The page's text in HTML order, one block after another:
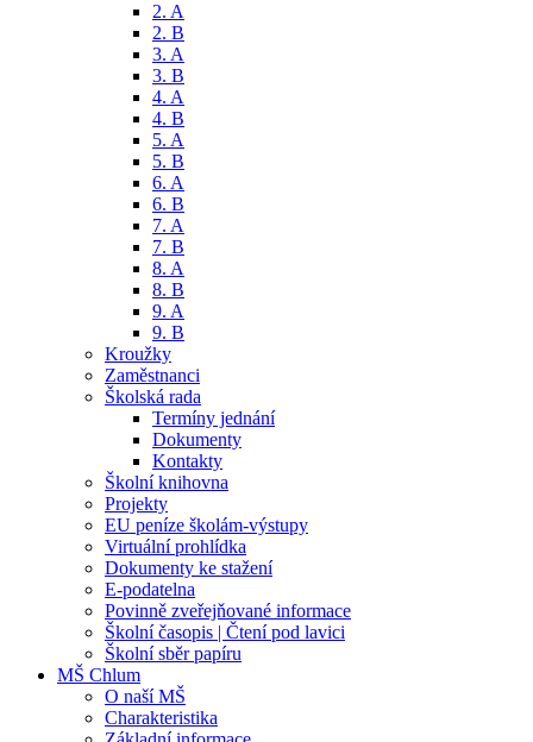
2. A
2. B
3. A
3. B
4. A
4. B
5. A
5. B
6. A
6. B
7. A
7. B
8. A
8. B
9. A
9. B
Kroužky
Zaměstnanci
Školská rada
Termíny jednání
Dokumenty
Kontakty
Školní knihovna
Projekty
EU peníze školám-výstupy
Virtuální prohlídka
Dokumenty ke stažení
E-podatelna
Povinně zveřejňované informace
Školní časopis | Čtení pod lavici
Školní sběr papíru
MŠ Chlum
O naší MŠ
Charakteristika